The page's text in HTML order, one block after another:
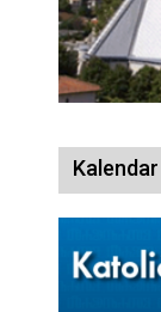
Kalendar